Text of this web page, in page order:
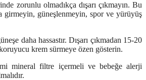
zorunlu olmadıkça dışarı çıkmayın. Bu
girmeyin, güneşlenmeyin, spor ve yürüyüş
daha hassastır. Dışarı çıkmadan 15-20
krem sürmeye özen gösterin.
filtre içermeli ve bebeğe alerji